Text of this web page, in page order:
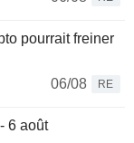
pourrait freiner
06/08
RE
6 août